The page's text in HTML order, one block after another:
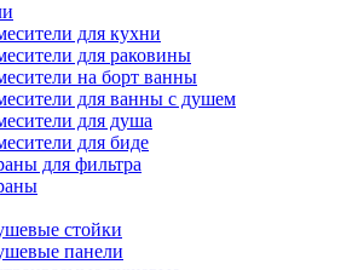
для кухни
для раковины
на борт ванны
для ванны с душем
для душа
для биде
для фильтра
стойки
панели